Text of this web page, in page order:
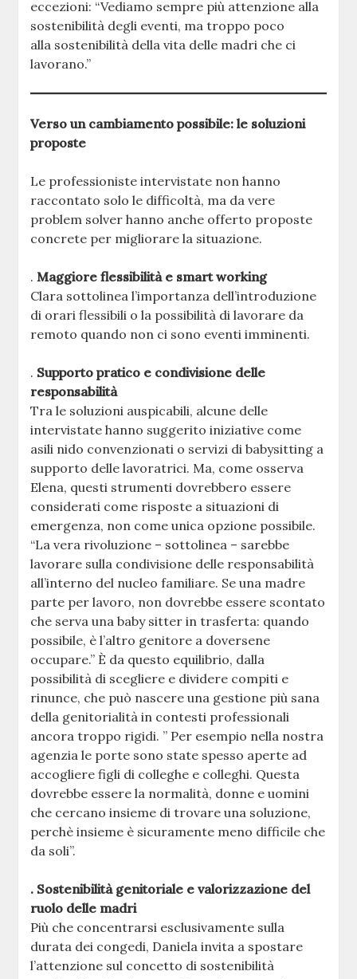
eccezioni: “Vediamo sempre più attenzione alla
sostenibilità degli eventi, ma troppo poco
alla sostenibilità della vita delle madri che ci
lavorano.”
Verso un cambiamento possibile: le soluzioni
proposte
Le professioniste intervistate non hanno
raccontato solo le difficoltà, ma da vere
problem solver hanno anche offerto proposte
concrete per migliorare la situazione.
.Maggiore flessibilità e smart working
Clara sottolinea l’importanza dell’introduzione
di orari flessibili o la possibilità di lavorare da
remoto quando non ci sono eventi imminenti.
. Supporto pratico e condivisione delle
responsabilità
Tra le soluzioni auspicabili, alcune delle
intervistate hanno suggerito iniziative come
asili nido convenzionati o servizi di babysitting a
supporto delle lavoratrici. Ma, come osserva
Elena, questi strumenti dovrebbero essere
considerati come risposte a situazioni di
emergenza, non come unica opzione possibile.
“La vera rivoluzione – sottolinea – sarebbe
lavorare sulla condivisione delle responsabilità
all’interno del nucleo familiare. Se una madre
parte per lavoro, non dovrebbe essere scontato
che serva una baby sitter in trasferta: quando
possibile, è l’altro genitore a doversene
occupare.” È da questo equilibrio, dalla
possibilità di scegliere e dividere compiti e
rinunce, che può nascere una gestione più sana
della genitorialità in contesti professionali
ancora troppo rigidi. ” Per esempio nella nostra
agenzia le porte sono state spesso aperte ad
accogliere figli di colleghe e colleghi. Questa
dovrebbe essere la normalità, donne e uomini
che cercano insieme di trovare una soluzione,
perchè insieme è sicuramente meno difficile che
da soli”.
. Sostenibilità genitoriale e valorizzazione del
ruolo delle madri
Più che concentrarsi esclusivamente sulla
durata dei congedi, Daniela invita a spostare
l’attenzione sul concetto di sostenibilità